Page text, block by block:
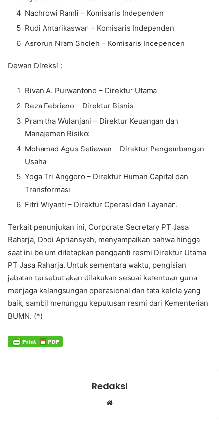
Nachrowi Ramli – Komisaris Independen
Rudi Antarikaswan – Komisaris Independen
Asrorun Ni’am Sholeh – Komisaris Independen
Dewan Direksi :
Rivan A. Purwantono – Direktur Utama
Reza Febriano – Direktur Bisnis
Pramitha Wulanjani – Direktur Keuangan dan
Manajemen Risiko:
Mohamad Agus Setiawan – Direktur Pengembangan
Usaha
Yoga Tri Anggoro – Direktur Human Capital dan
Transformasi
Fitri Wiyanti – Direktur Operasi dan Layanan.
Terkait penunjukan ini, Corporate Secretary PT Jasa
Raharja, Dodi Apriansyah, menyampaikan bahwa hingga
saat ini belum ditetapkan pengganti resmi Direktur Utama
PT Jasa Raharja. Untuk sementara waktu, pengisian
jabatan tersebut akan dilakukan sesuai ketentuan guna
menjaga kelangsungan operasional dan tata kelola yang
baik, sambil menunggu keputusan resmi dari Kementerian
BUMN. (*)
Redaksi